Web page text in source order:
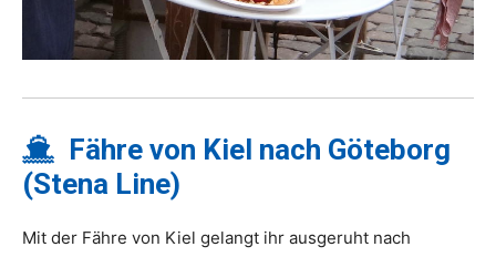
Fähre von Kiel nach Göteborg
(Stena Line)
Mit der Fähre von Kiel gelangt ihr ausgeruht nach